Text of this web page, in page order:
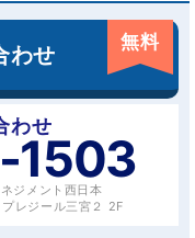
わせ 無料
わせ
1503
ジメント西日本
レジール三宮２ 2F